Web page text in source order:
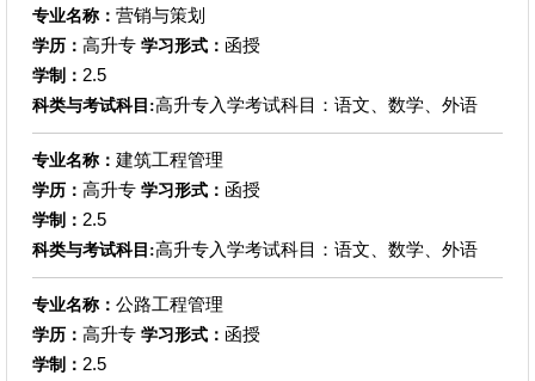
专业名称： 营销与策划
学历： 高升专 学习形式： 函授
学制： 2.5
科类与考试科目:高升专入学考试科目：语文、数学、外语
专业名称： 建筑工程管理
学历： 高升专 学习形式： 函授
学制： 2.5
科类与考试科目:高升专入学考试科目：语文、数学、外语
专业名称： 公路工程管理
学历： 高升专 学习形式： 函授
学制： 2.5